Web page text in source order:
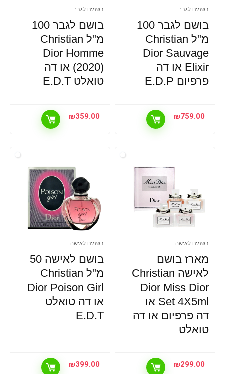
בשמים לגבר
בושם לגבר 100
מ"ל Christian
Dior Sauvage
Elixir או דה
פרפיום E.D.P
₪759.00
בשמים לגבר
בושם לגבר 100
מ"ל Christian
Dior Homme
(2020) או דה
טואלט E.D.T
₪359.00
בשמים לאישה
מארז בושם
לאישה Christian
Dior Miss Dior
Set 4X5ml או
דה פרפיום או דה
טואלט
₪299.00
בשמים לאישה
בושם לאישה 50
מ"ל Christian
Dior Poison Girl
או דה טואלט
E.D.T
₪399.00